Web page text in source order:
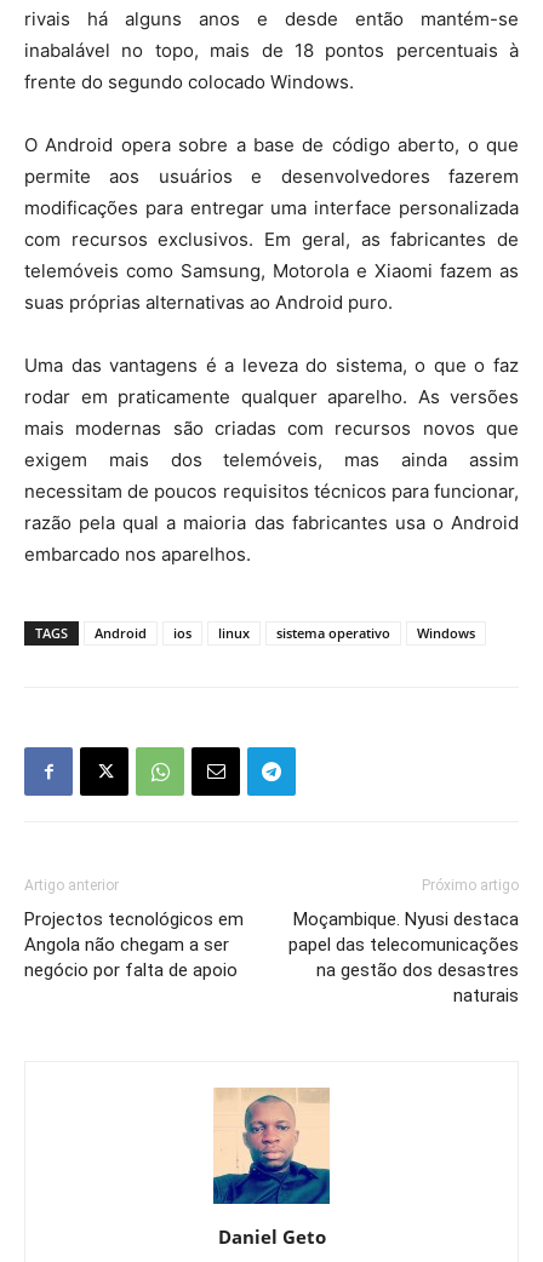
rivais há alguns anos e desde então mantém-se
inabalável no topo, mais de 18 pontos percentuais à
frente do segundo colocado Windows.
O Android opera sobre a base de código aberto, o que
permite aos usuários e desenvolvedores fazerem
modificações para entregar uma interface personalizada
com recursos exclusivos. Em geral, as fabricantes de
telemóveis como Samsung, Motorola e Xiaomi fazem as
suas próprias alternativas ao Android puro.
Uma das vantagens é a leveza do sistema, o que o faz
rodar em praticamente qualquer aparelho. As versões
mais modernas são criadas com recursos novos que
exigem mais dos telemóveis, mas ainda assim
necessitam de poucos requisitos técnicos para funcionar,
razão pela qual a maioria das fabricantes usa o Android
embarcado nos aparelhos.
TAGS Android ios linux sistema operativo Windows
Artigo anterior
Projectos tecnológicos em
Angola não chegam a ser
negócio por falta de apoio
Próximo artigo
Moçambique. Nyusi destaca
papel das telecomunicações
na gestão dos desastres
naturais
Daniel Geto